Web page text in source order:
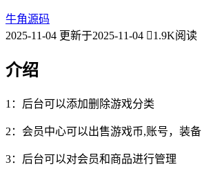
牛角源码
2025-11-04 更新于2025-11-04 1.9K阅读
介绍
1：后台可以添加删除游戏分类
2：会员中心可以出售游戏币,账号，装备
3：后台可以对会员和商品进行管理